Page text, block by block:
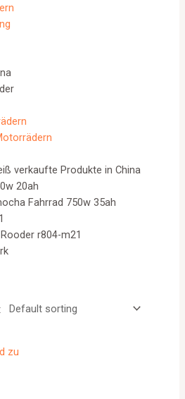
verkaufte Produkte in China
20ah
Fahrrad 750w 35ah
r804-m21